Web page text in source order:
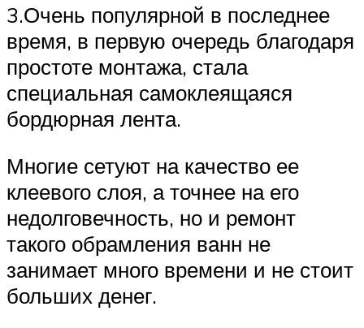
3.Очень популярной в последнее
время, в первую очередь благодаря
простоте монтажа, стала
специальная самоклеящаяся
бордюрная лента.
Многие сетуют на качество ее
клеевого слоя, а точнее на его
недолговечность, но и ремонт
такого обрамления ванн не
занимает много времени и не стоит
больших денег.